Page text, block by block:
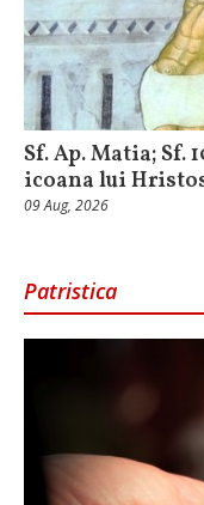
Sf. Ap. Matia; Sf.
icoana lui
09 Aug, 2026
Patristica